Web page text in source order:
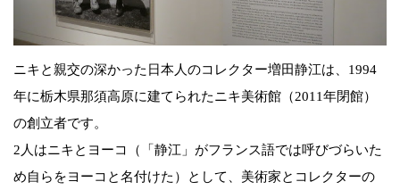
ニキと親交の深かった日本人のコレクター増田静江は、1994
年に栃木県那須高原に建てられたニキ美術館（2011年閉館）
の創立者です。
2人はニキとヨーコ（「静江」がフランス語では呼びづらいた
め自らをヨーコと名付けた）として、美術家とコレクターの